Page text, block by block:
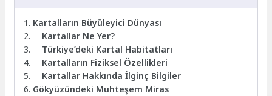
Kartalların Büyüleyici Dünyası
Kartallar Ne Yer?
Türkiye’deki Kartal Habitatları
Kartalların Fiziksel Özellikleri
Kartallar Hakkında İlginç Bilgiler
Gökyüzündeki Muhteşem Miras